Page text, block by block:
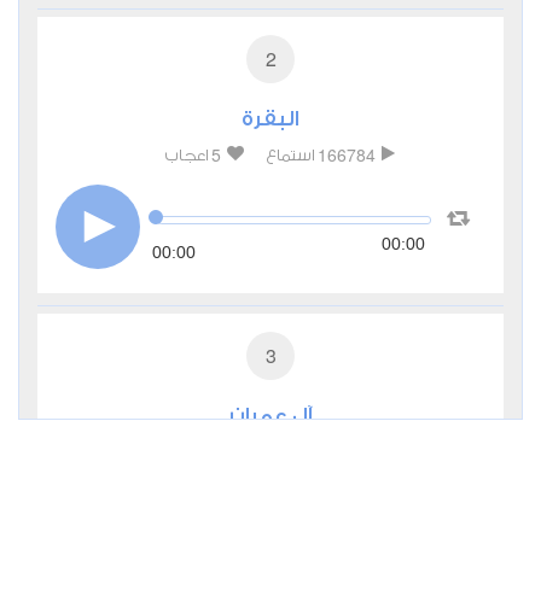
2
البقرة
166784 استماع 5 اعجاب
00:00 00:00
3
آل عمران